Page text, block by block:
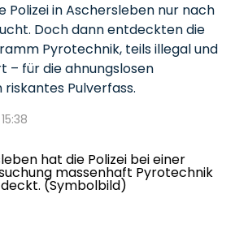
Polizei in Aschersleben nur nach
Doch dann entdeckten die
Pyrotechnik, teils illegal und
– für die ahnungslosen
Pulverfass.